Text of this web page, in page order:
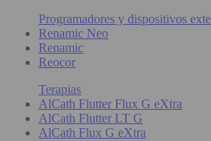
Programadores y dispositivos
Renamic Neo
Renamic
Reocor
Terapias
AlCath Flutter Flux G eXtra
AlCath Flutter LT G
AlCath Flux G eXtra